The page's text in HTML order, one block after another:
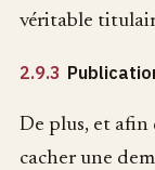
véritable
2.9.3
De plus, et afin
cacher une